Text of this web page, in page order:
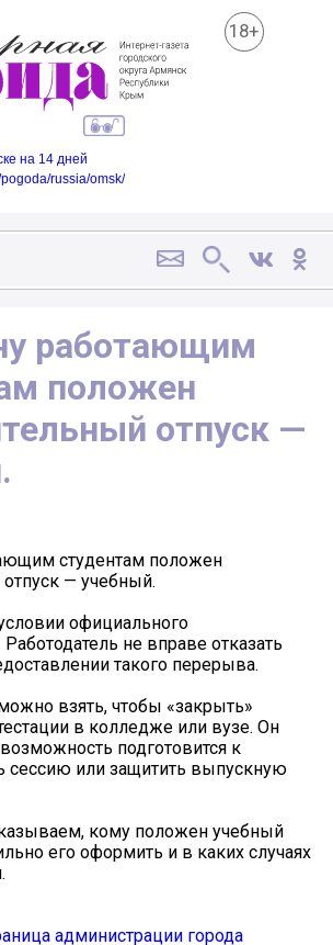
18+
на 14 дней
russia/omsk/
работающим
положен
отпуск —
студентам положен
— учебный.
официального
Работодатель не вправе отказать
такого перерыва.
взять, чтобы «закрыть»
в колледже или вузе. Он
подготовится к
сессию или защитить выпускную
кому положен учебный
его оформить и в каких случаях
администрации города